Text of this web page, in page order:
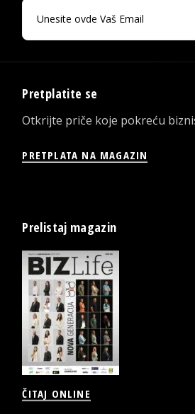
Pretplatite se
Otkrijte priče koje pokreću
PRETPLATA NA MAGAZIN
Prelistaj magazin
ČITAJ ONLINE